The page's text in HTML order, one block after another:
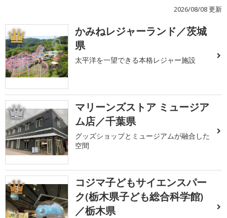
2026/08/08 更新
1
かみねレジャーランド／茨城
県
太平洋を一望できる本格レジャー施設
2
マリーンズストア ミュージア
ム店／千葉県
グッズショップとミュージアムが融合した
空間
3
コジマ子どもサイエンスパー
ク(栃木県子ども総合科学館)
／栃木県